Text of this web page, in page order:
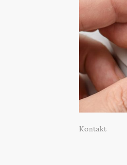
Kontakt